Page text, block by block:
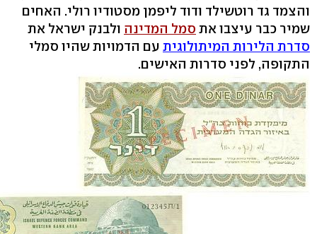
והצמד גד רוטשילד ודוד ליפמן מסטודיו רולי. האחים
שמיר כבר עיצבו את סמל המדינה ולבנק ישראל את
סדרת הלירות המיתולוגית עם הדמויות שהיו סמלי
התקופה, לפני סדרות האישים.